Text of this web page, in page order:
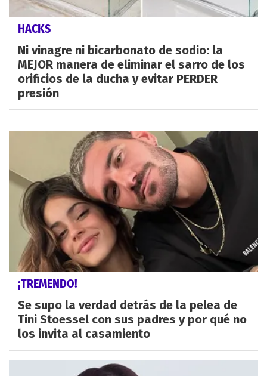
HACKS
Ni vinagre ni bicarbonato de sodio: la
MEJOR manera de eliminar el sarro de los
orificios de la ducha y evitar PERDER
presión
¡TREMENDO!
Se supo la verdad detrás de la pelea de
Tini Stoessel con sus padres y por qué no
los invita al casamiento